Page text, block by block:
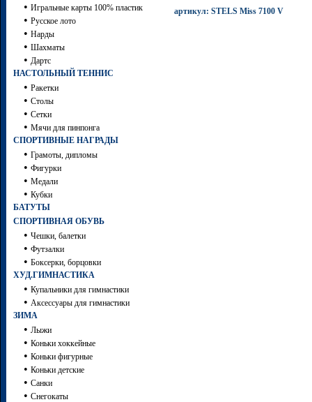
• Игральные карты 100% пластик
• Русское лото
• Нарды
• Шахматы
• Дартc
НАСТОЛЬНЫЙ ТЕННИС
• Ракетки
• Столы
• Сетки
• Мячи для пинпонга
СПОРТИВНЫЕ НАГРАДЫ
• Грамоты, дипломы
• Фигурки
• Медали
• Кубки
БАТУТЫ
СПОРТИВНАЯ ОБУВЬ
• Чешки, балетки
• Футзалки
• Боксерки, борцовки
ХУД.ГИМНАСТИКА
• Купальники для гимнастики
• Аксессуары для гимнастики
ЗИМА
• Лыжи
• Коньки хоккейные
• Коньки фигурные
• Коньки детские
• Санки
• Снегокаты
артикул: STELS Miss 7100 V